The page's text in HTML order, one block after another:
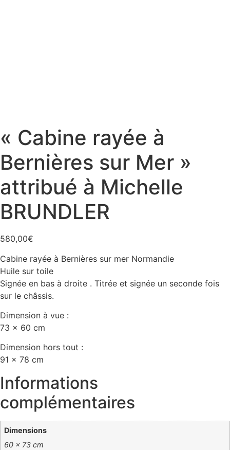
« Cabine rayée à
Bernières sur Mer »
attribué à Michelle
BRUNDLER
580,00€
Cabine rayée à Bernières sur mer Normandie
Huile sur toile
Signée en bas à droite . Titrée et signée un seconde fois
sur le châssis.
Dimension à vue :
73 x 60 cm
Dimension hors tout :
91 x 78 cm
Informations
complémentaires
Dimensions
60 × 73 cm